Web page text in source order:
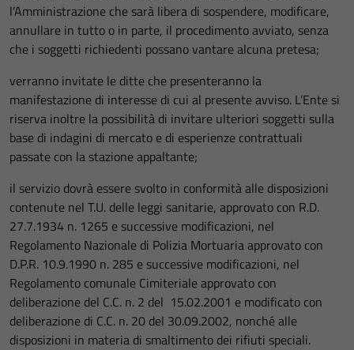
l’Amministrazione che sarà libera di sospendere, modificare,
annullare in tutto o in parte, il procedimento avviato, senza
che i soggetti richiedenti possano vantare alcuna pretesa;
verranno invitate le ditte che presenteranno la
manifestazione di interesse di cui al presente avviso. L’Ente si
riserva inoltre la possibilità di invitare ulteriori soggetti sulla
base di indagini di mercato e di esperienze contrattuali
passate con la stazione appaltante;
il servizio dovrà essere svolto in conformità alle disposizioni
contenute nel T.U. delle leggi sanitarie, approvato con R.D.
27.7.1934 n. 1265 e successive modificazioni, nel
Regolamento Nazionale di Polizia Mortuaria approvato con
D.P.R. 10.9.1990 n. 285 e successive modificazioni, nel
Regolamento comunale Cimiteriale approvato con
deliberazione del C.C. n. 2 del 15.02.2001 e modificato con
deliberazione di C.C. n. 20 del 30.09.2002, nonché alle
disposizioni in materia di smaltimento dei rifiuti speciali.